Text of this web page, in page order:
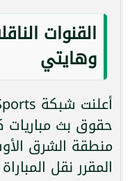
القنوات
وهايتي
منطقة الشرق
المقرر نقل